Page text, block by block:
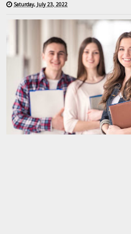
Saturday, July 23, 2022